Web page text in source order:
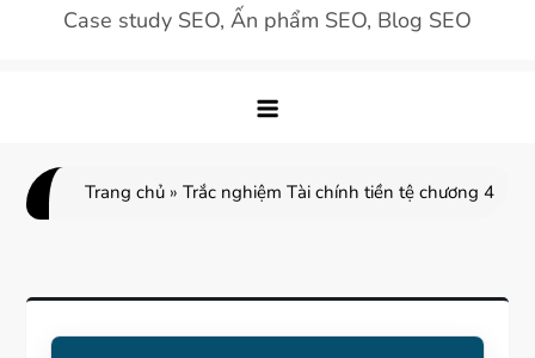
Case study SEO, Ấn phẩm SEO, Blog SEO
Trang chủ »Trắc nghiệm Tài chính tiền tệ chương 4